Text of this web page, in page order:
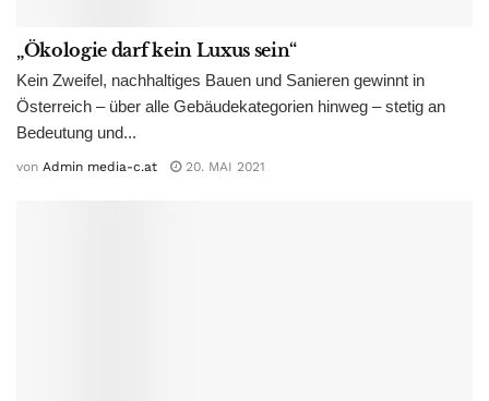
„Ökologie darf kein Luxus sein“
Kein Zweifel, nachhaltiges Bauen und Sanieren gewinnt in
Österreich – über alle Gebäudekategorien hinweg – stetig an
Bedeutung und...
von Admin media-c.at 20. MAI 2021